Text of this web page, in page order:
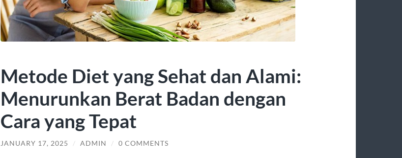
Metode Diet yang Sehat dan Alami:
Menurunkan Berat Badan dengan
Cara yang Tepat
JANUARY 17, 2025 / ADMIN / 0 COMMENTS